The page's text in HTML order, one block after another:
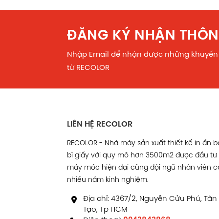
ĐĂNG KÝ NHẬN
Nhập Email để nhận được những
từ RECOLOR
LIÊN HỆ RECOLOR
RECOLOR - Nhà máy sản xuất thiết kế in ấn
bì giấy với quy mô hơn 3500m2 được đầu tư
máy móc hiện đại cùng đội ngũ nhân viên
nhiều năm kinh nghiệm.
Địa chỉ: 4367/2, Nguyễn Cửu Phú, Tân
Tạo, Tp HCM